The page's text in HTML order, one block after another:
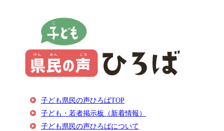
子ども県民の声ひろばTOP
子ども・若者掲示板（新着情報）
子ども県民の声ひろばについて